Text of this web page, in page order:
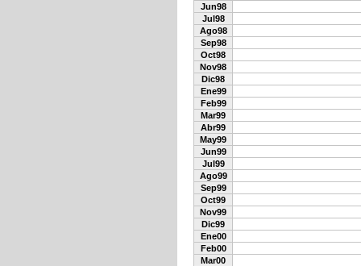
Jun98
Jul98
Ago98
Sep98
Oct98
Nov98
Dic98
Ene99
Feb99
Mar99
Abr99
May99
Jun99
Jul99
Ago99
Sep99
Oct99
Nov99
Dic99
Ene00
Feb00
Mar00